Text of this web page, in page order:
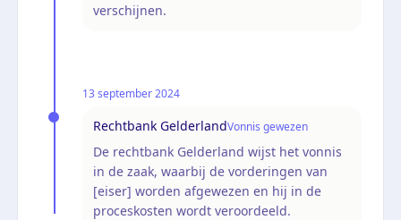
verschijnen.
13 september 2024
Rechtbank GelderlandVonnis gewezen
De rechtbank Gelderland wijst het vonnis
in de zaak, waarbij de vorderingen van
[eiser] worden afgewezen en hij in de
proceskosten wordt veroordeeld.